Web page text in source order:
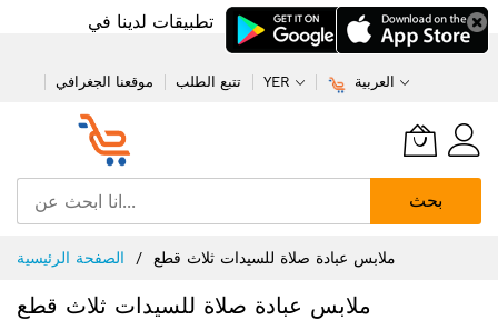
تطبيقات لدينا في
موقعنا الجغرافي تتبع الطلب YER العربية
بحث
إلى
المحتوى
الصفحة الرئيسية ملابس عبادة صلاة للسيدات ثلاث قطع
ملابس عبادة صلاة للسيدات ثلاث قطع